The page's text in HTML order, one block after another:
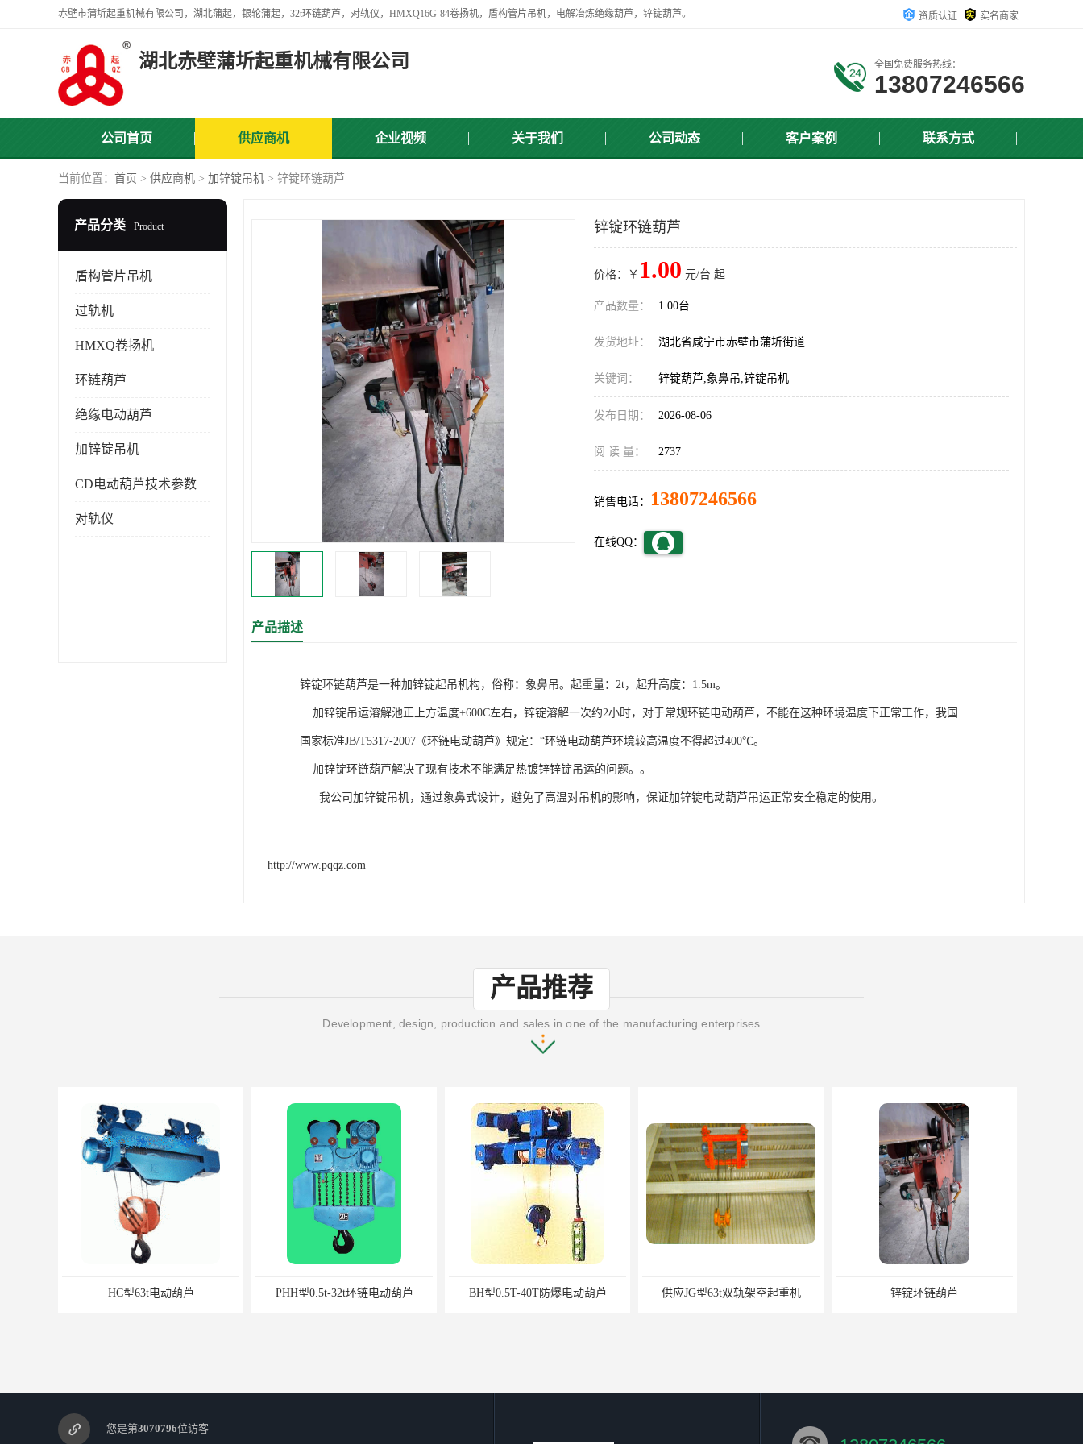
赤壁市蒲圻起重机械有限公司，湖北蒲起，银轮蒲起，32t环链葫芦，对轨仪，HMXQ16G-84卷扬机，盾构管片吊机，电解冶炼绝缘葫芦，锌锭葫芦。 资质认证 实名商家
湖北赤壁蒲圻起重机械有限公司 全国免费服务热线：
13807246566
公司首页 供应商机 企业视频 关于我们 公司动态 客户案例 联系方式
当前位置： 首页 > 供应商机 > 加锌锭吊机 > 锌锭环链葫芦
产品分类 Product
盾构管片吊机
过轨机
HMXQ卷扬机
环链葫芦
绝缘电动葫芦
加锌锭吊机
CD电动葫芦技术参数
对轨仪
锌锭环链葫芦
价格：￥ 1.00 元/台 起
产品数量： 1.00台
发货地址： 湖北省咸宁市赤壁市蒲圻街道
关键词： 锌锭葫芦,象鼻吊,锌锭吊机
发布日期： 2026-08-06
阅 读 量： 2737
销售电话： 13807246566
在线QQ：
产品描述
锌锭环链葫芦是一种加锌锭起吊机构，俗称：象鼻吊。起重量：2t，起升高度：1.5m。
国家标准JB/T5317-2007《环链电动葫芦》规定：“环链电动葫芦环境较高温度不得超过400℃。
      我公司加锌锭吊机，通过象鼻式设计，避免了高温对吊机的影响，保证加锌锭电动葫芦吊运正常安全稳定的使用。
http://www.pqqz.com
产品推荐
Development, design, production and sales in one of the manufacturing enterprises
HC型63t电动葫芦 PHH型0.5t-32t环链电动葫芦 BH型0.5T-40T防爆电动葫芦 供应JG型63t双轨架空起重机 锌锭环链葫芦
您是第3070796位访客